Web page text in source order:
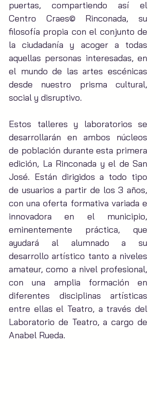
puertas, compartiendo así el
Centro Craes© Rinconada, su
filosofía propia con el conjunto de
la ciudadanía y acoger a todas
aquellas personas interesadas, en
el mundo de las artes escénicas
desde nuestro prisma cultural,
social y disruptivo.
Estos talleres y laboratorios se
desarrollarán en ambos núcleos
de población durante esta primera
edición, La Rinconada y el de San
José. Están dirigidos a todo tipo
de usuarios a partir de los 3 años,
con una oferta formativa variada e
innovadora en el municipio,
eminentemente práctica, que
ayudará al alumnado a su
desarrollo artístico tanto a niveles
amateur, como a nivel profesional,
con una amplia formación en
diferentes disciplinas artísticas
entre ellas el Teatro, a través del
Laboratorio de Teatro, a cargo de
Anabel Rueda.